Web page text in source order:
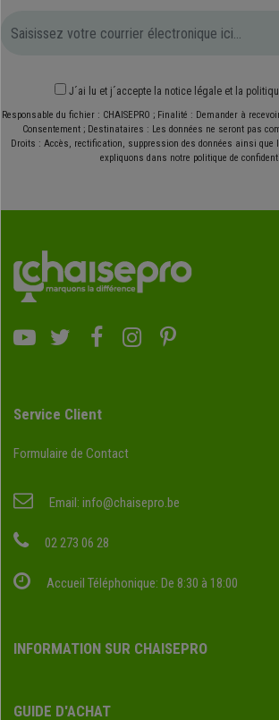
J´ai lu et j´accepte la notice légale et la
Responsable du fichier : CHAISEPRO ; Finalité : Demander à
Consentement ; Destinataires : Les données ne seront pas
Droits : Accès, rectification, suppression des données ainsi que
expliquons dans notre politique de
Service Client
Formulaire de Contact
Email: info@chaisepro.be
02 273 06 28
Accueil Téléphonique: De 8:30 à 18:00
INFORMATION SUR CHAISEPRO
GUIDE D'ACHAT